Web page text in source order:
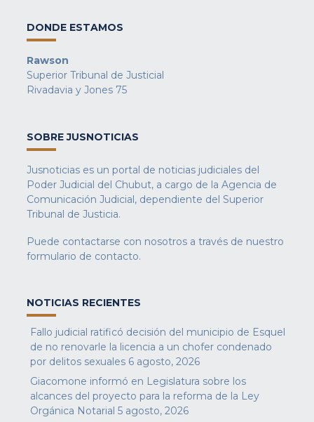
DONDE ESTAMOS
Rawson
Superior Tribunal de Justicial
Rivadavia y Jones 75
SOBRE JUSNOTICIAS
Jusnoticias es un portal de noticias judiciales del
Poder Judicial del Chubut, a cargo de la Agencia de
Comunicación Judicial, dependiente del Superior
Tribunal de Justicia.
Puede contactarse con nosotros a través de nuestro
formulario de contacto.
NOTICIAS RECIENTES
Fallo judicial ratificó decisión del municipio de Esquel
de no renovarle la licencia a un chofer condenado
por delitos sexuales 6 agosto, 2026
Giacomone informó en Legislatura sobre los
alcances del proyecto para la reforma de la Ley
Orgánica Notarial 5 agosto, 2026